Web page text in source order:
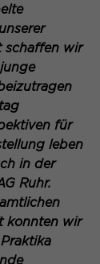
schaffen wir
für
leben
in der
Ruhr.
konnten wir